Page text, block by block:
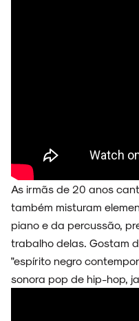
NOIZE RECORD CLUB
SOBRE
As irmãs de 20 anos
também misturam
piano e da percussão,
trabalho delas. Gostam
"espírito negro
sonora pop de hip-hop,